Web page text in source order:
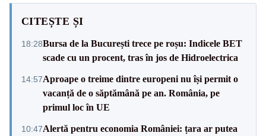
CITEȘTE ȘI
18:28Bursa de la București trece pe roșu: Indicele BET
scade cu un procent, tras în jos de Hidroelectrica
14:57Aproape o treime dintre europeni nu își permit o
vacanță de o săptămână pe an. România, pe
primul loc în UE
10:47Alertă pentru economia României: țara ar putea